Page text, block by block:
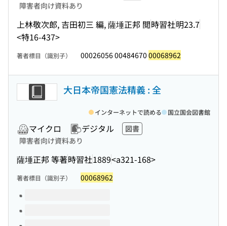
障害者向け資料あり
上林敬次郎, 吉田初三 編, 薩埵正邦 閲時習社明23.7
<特16-437>
著者標目（識別子） 00026056 00484670 00068962
大日本帝国憲法精義 : 全
マイクロ デジタル
図書
障害者向け資料あり
薩埵正邦 等著時習社1889<a321-168>
インターネットで読める 国立国会図書館
著者標目（識別子） 00068962
このタイトルの巻号